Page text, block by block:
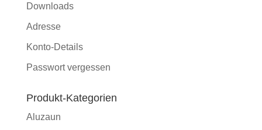
Downloads
Adresse
Konto-Details
Passwort vergessen
Produkt-Kategorien
Aluzaun